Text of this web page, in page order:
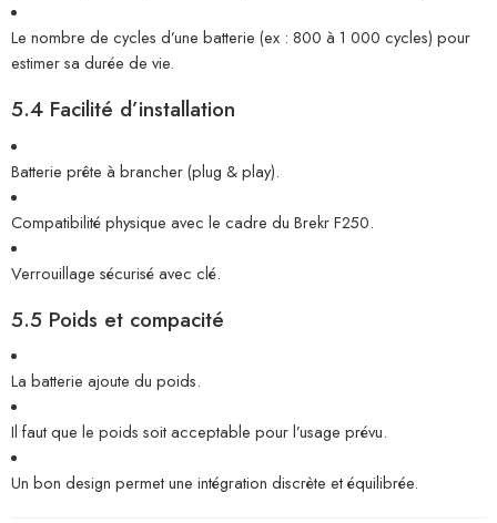
Le nombre de cycles d’une batterie (ex : 800 à 1 000 cycles) pour
estimer sa durée de vie.
5.4 Facilité d’installation
Batterie prête à brancher (plug & play).
Compatibilité physique avec le cadre du Brekr F250.
Verrouillage sécurisé avec clé.
5.5 Poids et compacité
La batterie ajoute du poids.
Il faut que le poids soit acceptable pour l’usage prévu.
Un bon design permet une intégration discrète et équilibrée.